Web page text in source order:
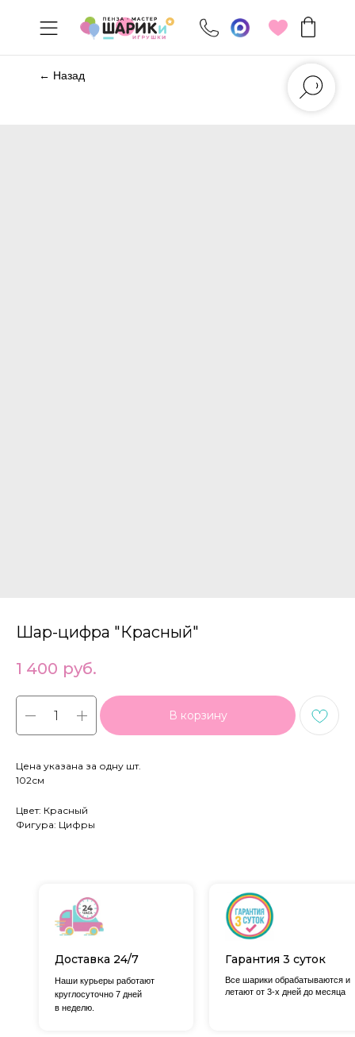
← Назад
Шар-цифра "Красный"
1 400 руб.
В корзину
Цена указана за одну шт.
102см
Цвет: Красный
Фигура: Цифры
Доставка 24/7
Все шарики обрабатываются и
летают от 3-х дней до месяца
Наши курьеры работают
круглосуточно 7 дней
в неделю.
Гарантия 3 суток